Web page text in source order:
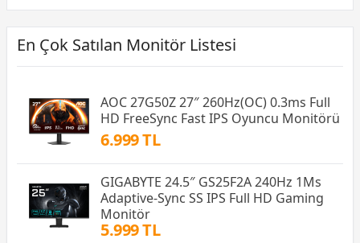
En Çok Satılan Monitör Listesi
AOC 27G50Z 27″ 260Hz(OC) 0.3ms Full
HD FreeSync Fast IPS Oyuncu Monitörü
6.999 TL
GIGABYTE 24.5″ GS25F2A 240Hz 1Ms
Adaptive-Sync SS IPS Full HD Gaming
Monitör
5.999 TL